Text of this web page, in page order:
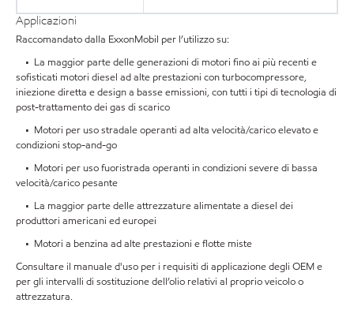
Applicazioni
Raccomandato dalla ExxonMobil per l’utilizzo su:
• La maggior parte delle generazioni di motori fino ai più recenti e
sofisticati motori diesel ad alte prestazioni con turbocompressore,
iniezione diretta e design a basse emissioni, con tutti i tipi di tecnologia di
post-trattamento dei gas di scarico
• Motori per uso stradale operanti ad alta velocità/carico elevato e
condizioni stop-and-go
• Motori per uso fuoristrada operanti in condizioni severe di bassa
velocità/carico pesante
• La maggior parte delle attrezzature alimentate a diesel dei
produttori americani ed europei
• Motori a benzina ad alte prestazioni e flotte miste
Consultare il manuale d'uso per i requisiti di applicazione degli OEM e
per gli intervalli di sostituzione dell’olio relativi al proprio veicolo o
attrezzatura.